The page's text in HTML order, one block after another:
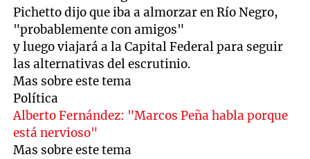
Pichetto dijo que iba a almorzar en Río Negro,
"probablemente con amigos"
y luego viajará a la Capital Federal para seguir
las alternativas del escrutinio.
Mas sobre este tema
Política
Alberto Fernández: "Marcos Peña habla porque
está nervioso"
Mas sobre este tema